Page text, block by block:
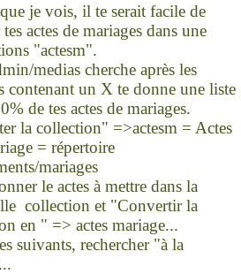
je vois, il te serait facile de
actes de mariages dans une
"actesm".
medias cherche après les
contenant un X te donne une liste
de tes actes de mariages.
la collection" =>actesm = Actes
= répertoire
mariages
le actes à mettre dans la
collection et "Convertir la
en " => actes mariage...
suivants, rechercher "à la